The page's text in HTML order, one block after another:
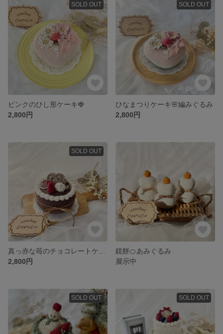
SOLD OUT
ピンクのひし形ケーキ🍓
2,800円
SOLD OUT
ひなまつりケーキ🌸編みぐるみ
2,800円
SOLD OUT
2,800円
鏡餅🍊あみぐるみ
展示中
SOLD OUT SOLD OUT